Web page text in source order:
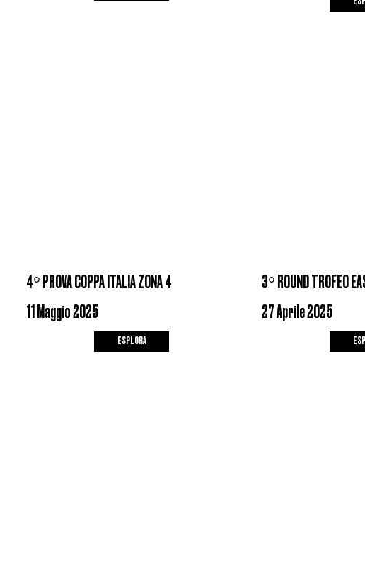
4° PROVA COPPA ITALIA ZONA 4
11 Maggio 2025
ESPLORA
3° ROUND TROFEO
27 Aprile 2025